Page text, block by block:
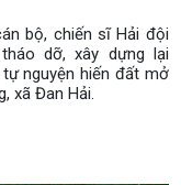
bộ, chiến sĩ Hải đội
dỡ, xây dựng lại
nguyện hiến đất mở
xã Đan Hải.